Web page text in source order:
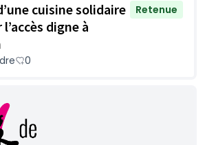
cuisine solidaire
digne à
Retenue
0